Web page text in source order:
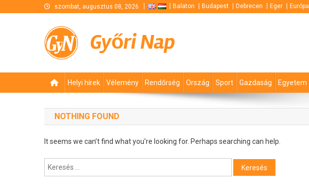
szombat, augusztus 08, 2026 Balaton Budapest Debrecen Eger Európa
Győri Nap
Helyi hírek Vélemény Rendőrség Ország Sport Gazdaság Egyetem
NOTHING FOUND
It seems we can’t find what you’re looking for. Perhaps searching can help.
Keresés: